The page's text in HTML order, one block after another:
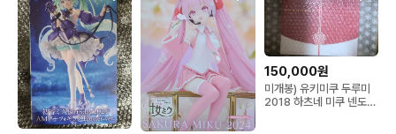
150,000원
미개봉) 유키미쿠 두루미
2018 하츠네 미쿠 넨도로